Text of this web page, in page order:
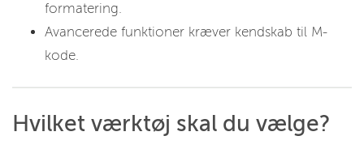
formatering.
Avancerede funktioner kræver kendskab til M-
kode.
Hvilket værktøj skal du vælge?